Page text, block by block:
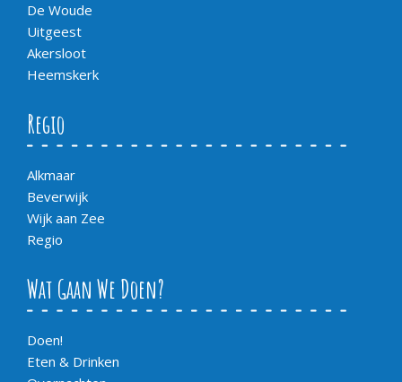
De Woude
Uitgeest
Akersloot
Heemskerk
Regio
Alkmaar
Beverwijk
Wijk aan Zee
Regio
Wat Gaan We Doen?
Doen!
Eten & Drinken